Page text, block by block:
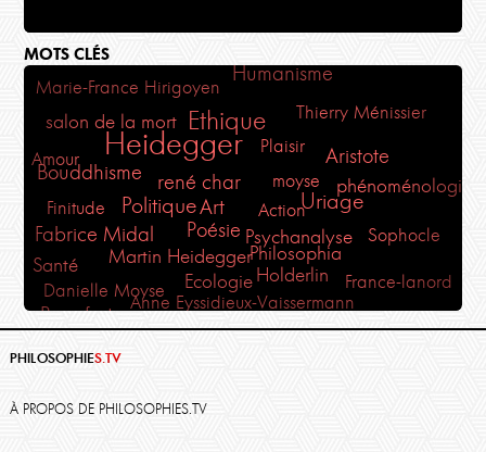
MOTS CLÉS
Marie-France Hirigoyen
Humanisme
salon de la mort Ethique Thierry Ménissier
Amour Heidegger Plaisir Aristote
Bouddhisme rené char moyse phénoménologie
Finitude PolitiqueArt ActionUriage
Fabrice Midal PoésiePsychanalyse
Sophocle
Santé
Martin HeideggerPhilosophia
Danielle Moyse
EcologieHolderlin France-lanord
Beaufret Anne Eyssidieux-Vaissermann
Philosophie Magazine Méditation
St Emilion
Rilke Travail Fedier
PHILOSOPHIES.TV
À PROPOS DE PHILOSOPHIES.TV